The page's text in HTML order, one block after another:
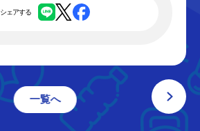
シェアする
一覧へ